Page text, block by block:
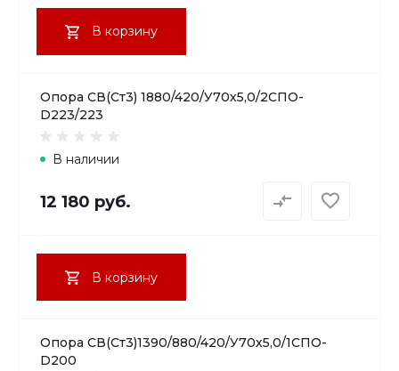
В корзину
Опора СВ(Ст3) 1880/420/У70х5,0/2СПО-
D223/223
В наличии
12 180 руб.
В корзину
Опора СВ(Ст3)1390/880/420/У70х5,0/1СПО-
D200